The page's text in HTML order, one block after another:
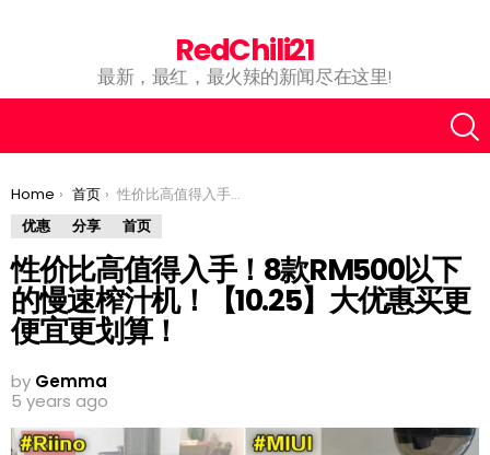
RedChili21
最新，最红，最火辣的新闻尽在这里!
You are here:
Home 首页
性价比高值得入手！8款RM500以下的慢速榨汁机！【10.25】大优惠买更便宜更划算！
优惠
分享 首页
性价比高值得入手！8款RM500以下
的慢速榨汁机！【10.25】大优惠买更
便宜更划算！
by Gemma
5 years ago